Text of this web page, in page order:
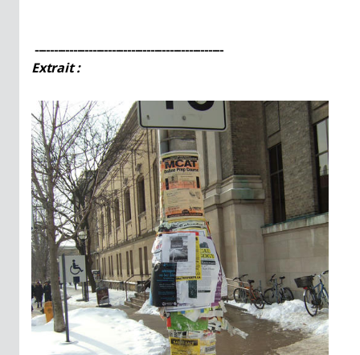
-------------------------------------------------
Extrait :